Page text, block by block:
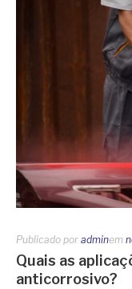
Publicado por adminem
Quais as
anticorrosivo?